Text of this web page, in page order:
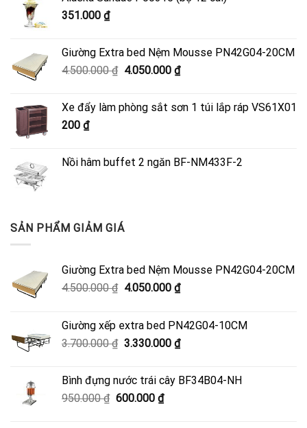
351.000 ₫
Giường Extra bed Nệm Mousse PN42G04-20CM
4.500.000₫ Giá
4.500.000 ₫.
4.050.000 ₫Giá
là:
Xe đẩy làm phòng sắt sơn 1 túi lắp ráp VS61X01
200 ₫
Nồi hâm buffet 2 ngăn BF-NM433F-2
SẢN PHẨM GIẢM GIÁ
Giường Extra bed Nệm Mousse PN42G04-20CM
4.500.000₫ Giá
4.500.000 ₫.
4.050.000 ₫Giá
là:
4.050.000 ₫.
Giường xếp extra bed PN42G04-10CM
3.700.000₫ Giá
3.700.000 ₫.
3.330.000 ₫Giá
là:
Bình đựng nước trái cây BF34B04-NH
950.000₫ Giá
600.000 ₫Giá